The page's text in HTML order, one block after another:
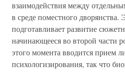
взаимодействия между
в среде поместного дворянства.
подготавливает развитие
начинающееся во второй части
этого момента вводится прием
психологизирования, так что